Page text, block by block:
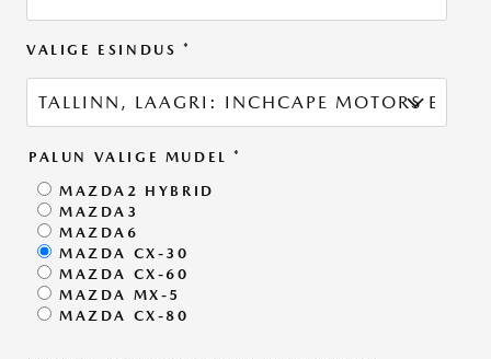
VALIGE ESINDUS *
PALUN VALIGE MUDEL *
MAZDA2 HYBRID
MAZDA3
MAZDA6
MAZDA CX-30
MAZDA CX-60
MAZDA MX-5
MAZDA CX-80